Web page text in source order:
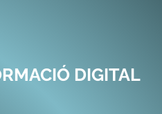
DIGITAL